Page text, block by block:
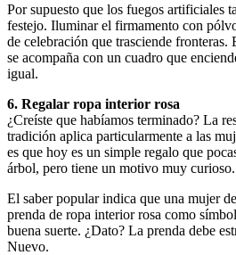
Por supuesto que los fuegos artificiales
festejo. Iluminar el firmamento con
de celebración que trasciende fronteras.
se acompaña con un cuadro que
igual.
6. Regalar ropa interior rosa
¿Creíste que habíamos terminado? La
tradición aplica particularmente a las
es que hoy es un simple regalo que
árbol, pero tiene un motivo muy curioso.
El saber popular indica que una mujer
prenda de ropa interior rosa como
buena suerte. ¿Dato? La prenda debe
Nuevo.